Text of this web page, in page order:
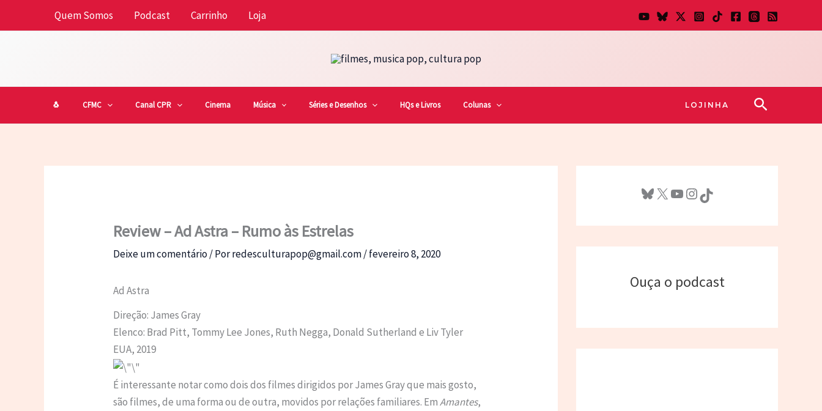
Quem Somos Podcast Carrinho Loja
🐧 CFMC Canal CPR Cinema Música Séries e Desenhos HQs e Livros Colunas LOJINHA Pesquisar
Review – Ad Astra – Rumo às Estrelas
Deixe um comentário/ Porredesculturapop@gmail.com/fevereiro 8, 2020
Ad Astra
Direção: James Gray
Elenco: Brad Pitt, Tommy Lee Jones, Ruth Negga, Donald Sutherland e Liv Tyler
EUA, 2019
É interessante notar como dois dos filmes dirigidos por James Gray que mais gosto,
são filmes, de uma forma ou de outra, movidos por relações familiares. EmAmantes,
Bluesky X Youtube InstagramTikTok
Ouça o podcast